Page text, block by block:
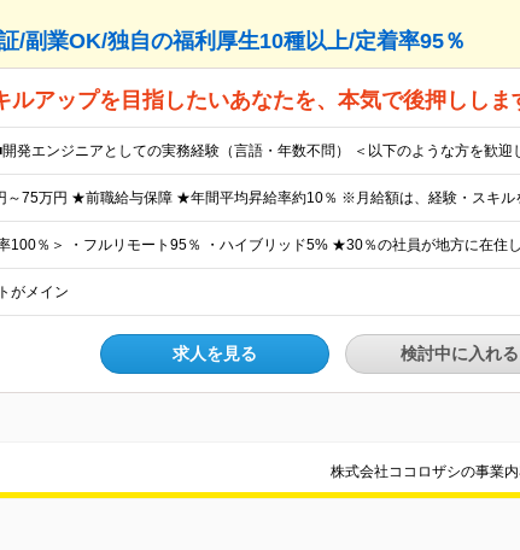
/副業OK/独自の福利厚生10種以上/定着率95％
アップを目指したいあなたを、本気で後押ししま
がメイン
求人を見る 検討中に入れる
株式会社ココロザシの事業内